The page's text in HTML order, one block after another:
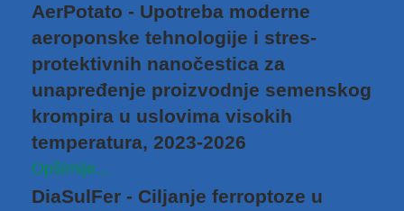
AerPotato - Upotreba moderne
aeroponske tehnologije i stres-
protektivnih nanočestica za
unapređenje proizvodnje semenskog
krompira u uslovima visokih
temperatura, 2023-2026
Opširnije...
DiaSulFer - Ciljanje ferroptoze u